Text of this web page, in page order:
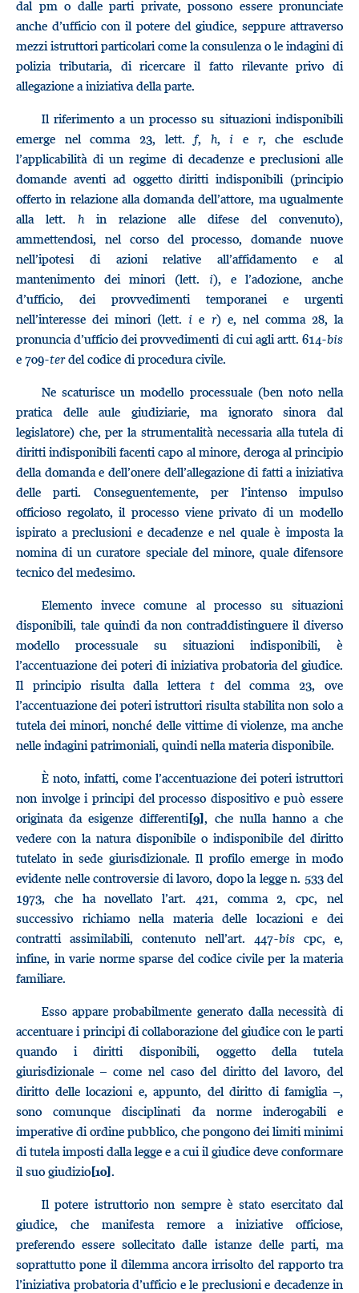
dal pm o dalle parti private, possono essere pronunciate
anche d’ufficio con il potere del giudice, seppure attraverso
mezzi istruttori particolari come la consulenza o le indagini di
polizia tributaria, di ricercare il fatto rilevante privo di
allegazione a iniziativa della parte.
Il riferimento a un processo su situazioni indisponibili
emerge nel comma 23, lett.f, h,i e r, che esclude
l’applicabilità di un regime di decadenze e preclusioni alle
domande aventi ad oggetto diritti indisponibili (principio
offerto in relazione alla domanda dell’attore, ma ugualmente
alla lett. hin relazione alle difese del convenuto),
ammettendosi, nel corso del processo, domande nuove
nell’ipotesi di azioni relative all’affidamento e al
mantenimento dei minori (lett. i), e l’adozione, anche
d’ufficio, dei provvedimenti temporanei e urgenti
nell’interesse dei minori (lett.i e r) e, nel comma 28, la
pronuncia d’ufficio dei provvedimenti di cui agli artt. 614-bis
e 709-terdel codice di procedura civile.
Ne scaturisce un modello processuale (ben noto nella
pratica delle aule giudiziarie, ma ignorato sinora dal
legislatore) che, per la strumentalità necessaria alla tutela di
diritti indisponibili facenti capo al minore, deroga al principio
della domanda e dell’onere dell’allegazione di fatti a iniziativa
delle parti. Conseguentemente, per l’intenso impulso
officioso regolato, il processo viene privato di un modello
ispirato a preclusioni e decadenze e nel quale è imposta la
nomina di un curatore speciale del minore, quale difensore
tecnico del medesimo.
Elemento invece comune al processo su situazioni
disponibili, tale quindi da non contraddistinguere il diverso
modello processuale su situazioni indisponibili, è
l’accentuazione dei poteri di iniziativa probatoria del giudice.
Il principio risulta dalla letteratdel comma 23, ove
l’accentuazione dei poteri istruttori risulta stabilita non solo a
tutela dei minori, nonché delle vittime di violenze, ma anche
nelle indagini patrimoniali, quindi nella materia disponibile.
È noto, infatti, come l’accentuazione dei poteri istruttori
non involge i principi del processo dispositivo e può essere
originata da esigenze differenti[9], che nulla hanno a che
vedere con la natura disponibile o indisponibile del diritto
tutelato in sede giurisdizionale. Il profilo emerge in modo
evidente nelle controversie di lavoro, dopo la legge n. 533 del
1973, che ha novellato l’art. 421, comma 2, cpc, nel
successivo richiamo nella materia delle locazioni e dei
contratti assimilabili, contenuto nell’art. 447-bis cpc, e,
infine, in varie norme sparse del codice civile per la materia
familiare.
Esso appare probabilmente generato dalla necessità di
accentuare i principi di collaborazione del giudice con le parti
quando i diritti disponibili, oggetto della tutela
giurisdizionale – come nel caso del diritto del lavoro, del
diritto delle locazioni e, appunto, del diritto di famiglia –,
sono comunque disciplinati da norme inderogabili e
imperative di ordine pubblico, che pongono dei limiti minimi
di tutela imposti dalla legge e a cui il giudice deve conformare
il suo giudizio[10].
Il potere istruttorio non sempre è stato esercitato dal
giudice, che manifesta remore a iniziative officiose,
preferendo essere sollecitato dalle istanze delle parti, ma
soprattutto pone il dilemma ancora irrisolto del rapporto tra
l’iniziativa probatoria d’ufficio e le preclusioni e decadenze in